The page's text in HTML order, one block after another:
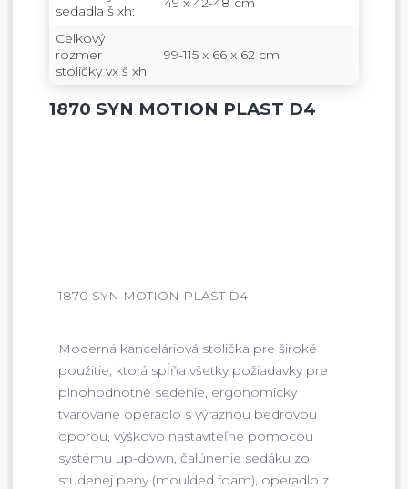
sedadla š xh:
Celkový
rozmer
stoličky vx š xh:
99-115 x 66 x 62 cm
1870 SYN MOTION PLAST D4
1870 SYN MOTION PLAST D4
Moderná kanceláriová stolička pre široké
použitie, ktorá spĺňa všetky požiadavky pre
plnohodnotné sedenie, ergonomicky
tvarované operadlo s výraznou bedrovou
oporou, výškovo nastaviteľné pomocou
systému up-down, čalúnenie sedáku zo
studenej peny (moulded foam), operadlo z